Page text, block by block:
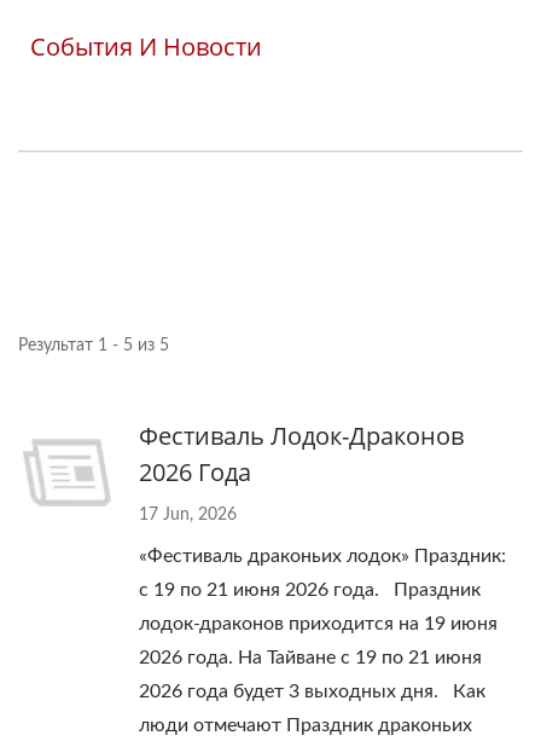
События И Новости
Результат 1 - 5 из 5
Фестиваль Лодок-Драконов
2026 Года
17 Jun, 2026
«Фестиваль драконьих лодок» Праздник:
с 19 по 21 июня 2026 года. Праздник
лодок-драконов приходится на 19 июня
2026 года. На Тайване с 19 по 21 июня
2026 года будет 3 выходных дня. Как
люди отмечают Праздник драконьих